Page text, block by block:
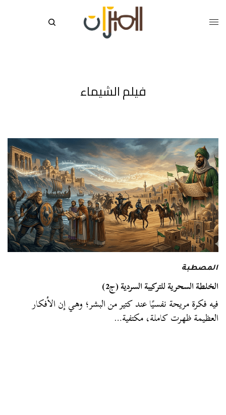
فيلم الشيماء
المصطبة
الخلطة السحرية للتركيبة السردية (ج2)
فيه فكرة مريحة نفسيًا عند كتير من البشر؛ وهي إن الأفكار
العظيمة ظهرت كاملة، مكتفية…